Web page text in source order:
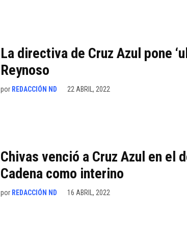
La directiva de Cruz Azul pone
Reynoso
por REDACCIÓN ND 22 ABRIL, 2022
Chivas venció a Cruz Azul en el
Cadena como interino
por REDACCIÓN ND 16 ABRIL, 2022